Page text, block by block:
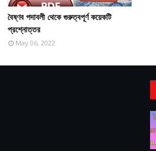
বৈষ্ণব পদাবলী থেকে গুরুত্বপূর্ণ কয়েকটি
প্রশ্নোত্তর
May 06, 2022